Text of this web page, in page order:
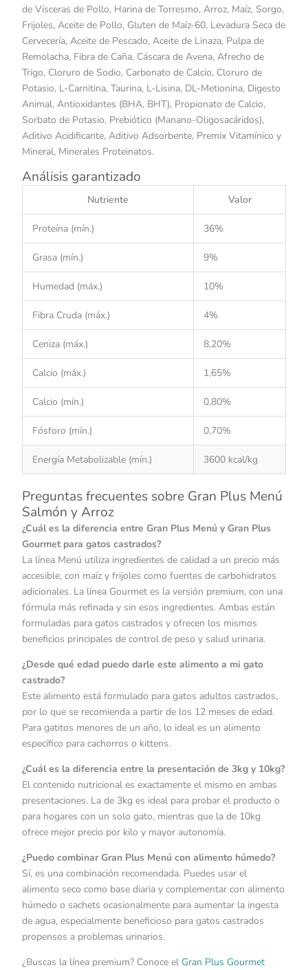
de Vísceras de Pollo, Harina de Torresmo, Arroz, Maíz, Sorgo,
Frijoles, Aceite de Pollo, Gluten de Maíz-60, Levadura Seca de
Cervecería, Aceite de Pescado, Aceite de Linaza, Pulpa de
Remolacha, Fibra de Caña, Cáscara de Avena, Afrecho de
Trigo, Cloruro de Sodio, Carbonato de Calcio, Cloruro de
Potasio, L-Carnitina, Taurina, L-Lisina, DL-Metionina, Digesto
Animal, Antioxidantes (BHA, BHT), Propionato de Calcio,
Sorbato de Potasio, Prebiótico (Manano-Oligosacáridos),
Aditivo Acidificante, Aditivo Adsorbente, Premix Vitamínico y
Mineral, Minerales Proteinatos.
Análisis garantizado
Nutriente Valor
Proteína (mín.) 36%
Grasa (mín.) 9%
Humedad (máx.) 10%
Fibra Cruda (máx.) 4%
Ceniza (máx.) 8,20%
Calcio (máx.) 1,65%
Calcio (mín.) 0,80%
Fósforo (mín.) 0,70%
Energía Metabolizable (mín.) 3600 kcal/kg
Preguntas frecuentes sobre Gran Plus Menú
Salmón y Arroz
¿Cuál es la diferencia entre Gran Plus Menú y Gran Plus
Gourmet para gatos castrados?
La línea Menú utiliza ingredientes de calidad a un precio más
accesible, con maíz y frijoles como fuentes de carbohidratos
adicionales. La línea Gourmet es la versión premium, con una
fórmula más refinada y sin esos ingredientes. Ambas están
formuladas para gatos castrados y ofrecen los mismos
beneficios principales de control de peso y salud urinaria.
¿Desde qué edad puedo darle este alimento a mi gato
castrado?
Este alimento está formulado para gatos adultos castrados,
por lo que se recomienda a partir de los 12 meses de edad.
Para gatitos menores de un año, lo ideal es un alimento
específico para cachorros o kittens.
¿Cuál es la diferencia entre la presentación de 3kg y 10kg?
El contenido nutricional es exactamente el mismo en ambas
presentaciones. La de 3kg es ideal para probar el producto o
para hogares con un solo gato, mientras que la de 10kg
ofrece mejor precio por kilo y mayor autonomía.
¿Puedo combinar Gran Plus Menú con alimento húmedo?
Sí, es una combinación recomendada. Puedes usar el
alimento seco como base diaria y complementar con alimento
húmedo o sachets ocasionalmente para aumentar la ingesta
de agua, especialmente beneficioso para gatos castrados
propensos a problemas urinarios.
¿Buscas la línea premium? Conoce el Gran Plus Gourmet